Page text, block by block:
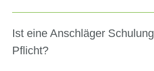
Ist eine Anschläger Schulung
Pflicht?